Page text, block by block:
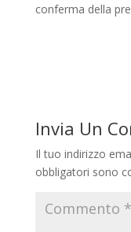
conferma della
Invia Un
Il tuo indirizzo
obbligatori sono